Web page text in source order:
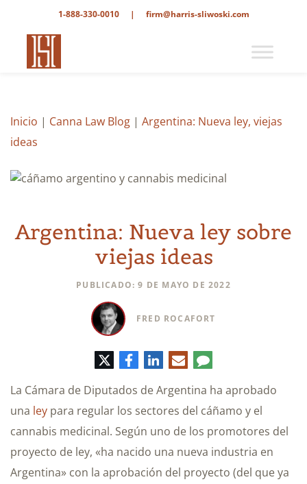
1-888-330-0010 | firm@harris-sliwoski.com
Inicio | Canna Law Blog | Argentina: Nueva ley, viejas
ideas
Argentina: Nueva ley sobre
viejas ideas
PUBLICADO: 9 DE MAYO DE 2022
FRED ROCAFORT
TwitterFacebook
LinkedIn
Correo
electrónico
Comentario
La Cámara de Diputados de Argentina ha aprobado
una ley para regular los sectores del cáñamo y el
cannabis medicinal. Según uno de los promotores del
proyecto de ley, «ha nacido una nueva industria en
Argentina» con la aprobación del proyecto (del que ya